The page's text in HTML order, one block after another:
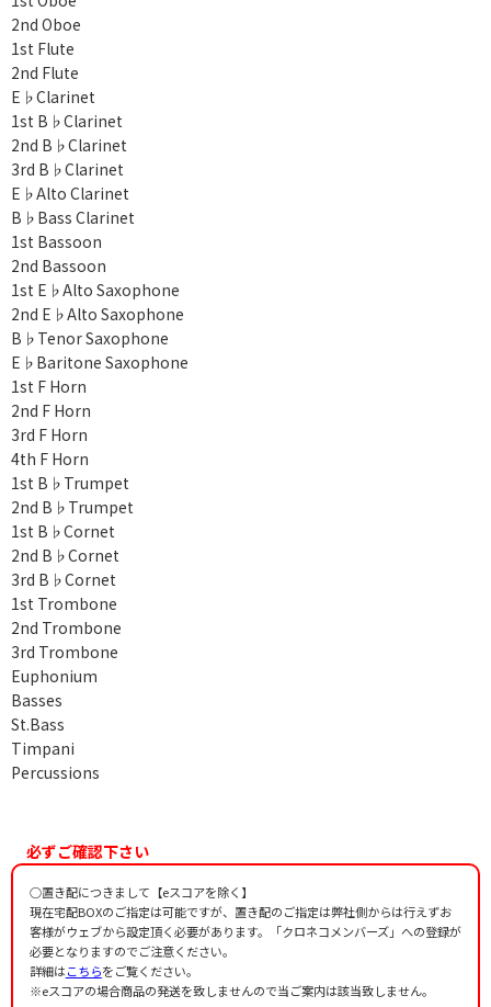
2nd Oboe
1st Flute
2nd Flute
E♭Clarinet
1st B♭Clarinet
2nd B♭Clarinet
3rd B♭Clarinet
E♭Alto Clarinet
B♭Bass Clarinet
1st Bassoon
2nd Bassoon
1st E♭Alto Saxophone
2nd E♭Alto Saxophone
B♭Tenor Saxophone
E♭Baritone Saxophone
1st F Horn
2nd F Horn
3rd F Horn
4th F Horn
1st B♭Trumpet
2nd B♭Trumpet
1st B♭Cornet
2nd B♭Cornet
3rd B♭Cornet
1st Trombone
2nd Trombone
3rd Trombone
Euphonium
Basses
St.Bass
Timpani
Percussions
必ずご確認下さい
○置き配につきまして【eスコアを除く】
現在宅配BOXのご指定は可能ですが、置き配のご指定は弊社側からは行えずお
客様がウェブから設定頂く必要があります。「クロネコメンバーズ」への登録が
必要となりますのでご注意ください。
詳細はこちらをご覧ください。
※eスコアの場合商品の発送を致しませんので当ご案内は該当致しません。